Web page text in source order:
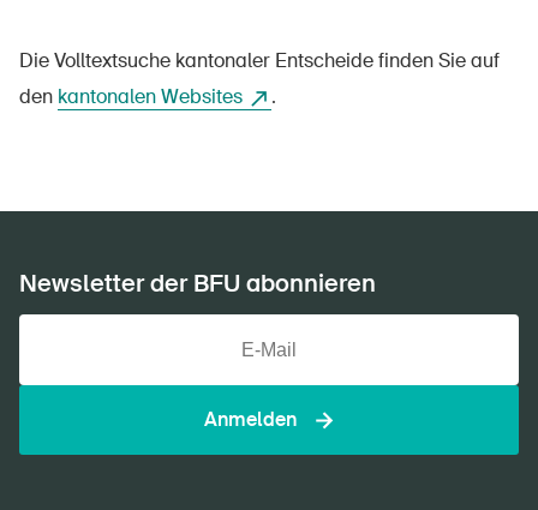
Newsletter abonnieren
Die Volltextsuche kantonaler Entscheide finden Sie auf
den kantonalen Websites .
Newsletter der BFU abonnieren
Anmelden